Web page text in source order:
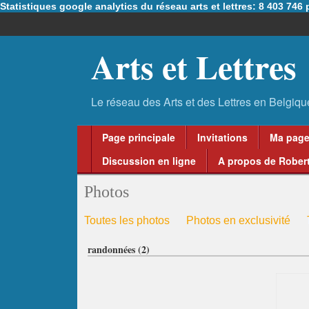
Statistiques google analytics du réseau arts et lettres: 8 403 746
Arts et Lettres
Page principale Invitations Ma page
Discussion en ligne
A propos de
Photos
Toutes les photos Photos en exclusivité
randonnées (2)